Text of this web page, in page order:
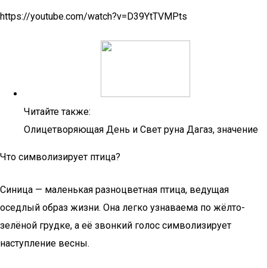
https://youtube.com/watch?v=D39YtTVMPts
Читайте также:
Олицетворяющая День и Свет руна Дагаз, значение
Что символизирует птица?
Синица — маленькая разноцветная птица, ведущая
оседлый образ жизни. Она легко узнаваема по жёлто-
зелёной грудке, а её звонкий голос символизирует
наступление весны.